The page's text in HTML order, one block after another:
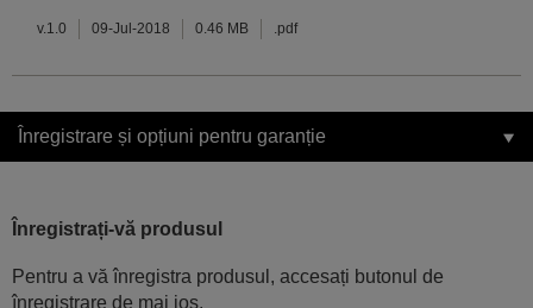
v.1.0 09-Jul-2018 0.46 MB .pdf
Înregistrare și opțiuni pentru garanție
Înregistrați-vă produsul
Pentru a vă înregistra produsul, accesați butonul de
înregistrare de mai jos.